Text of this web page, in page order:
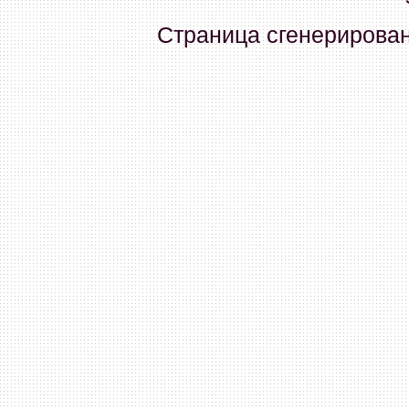
04 Декабря 2025, 15:09:59
Nord_cat:quattro есть
30 Сентября 2025, 12:56:26
Nord_cat:cassida
30 Сентября 2025, 12:55:39
vikt1:привет,сюда
серьезные партнеры
Атол 30
25 Сентября 2025, 10:22:33
gold:HELP. Нужен КЗ 4 на
Страница